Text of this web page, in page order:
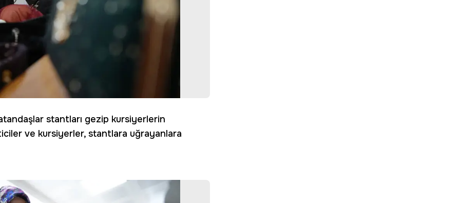
stantları gezip kursiyerlerin
ve kursiyerler, stantlara uğrayanlara